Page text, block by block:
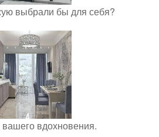
выбрали бы для себя?
вдохновения.